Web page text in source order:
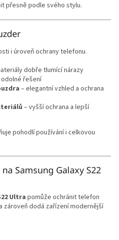
přesně podle svého stylu.
i úroveň ochrany telefonu.
dobře tlumící nárazy
řešení
– elegantní vzhled a ochrana
– vyšší ochrana a lepší
pohodlí používání i celkovou
Samsung Galaxy S22
Ultra pomůže ochránit telefon
zároveň dodá zařízení modernější